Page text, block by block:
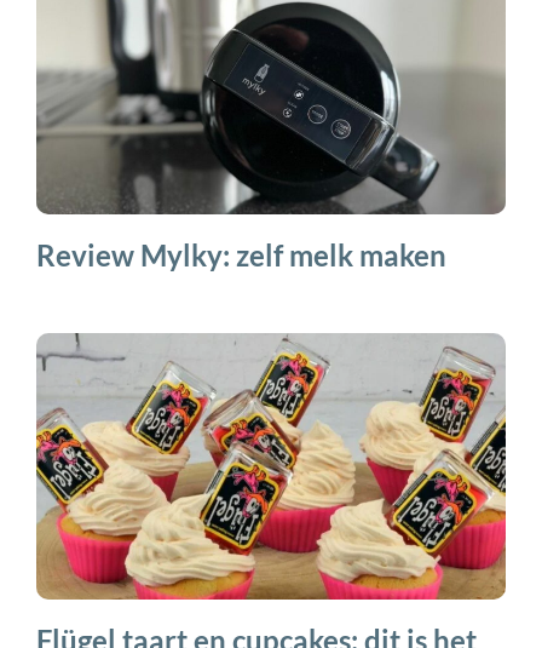
Review Mylky: zelf melk maken
Flügel taart en cupcakes: dit is het